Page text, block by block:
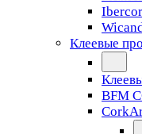
Клеевые
BFM